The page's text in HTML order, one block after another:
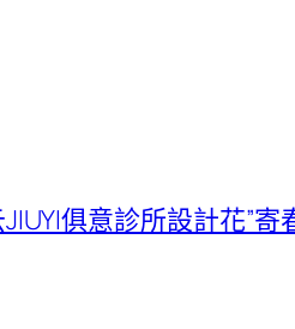
JIUYI俱意診所設計花”寄